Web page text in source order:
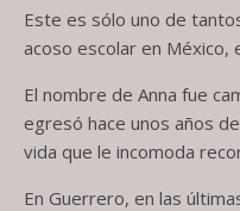
Este es sólo uno de
acoso escolar en México,
El nombre de Anna fue
egresó hace unos años
vida que le incomoda
En Guerrero, en las